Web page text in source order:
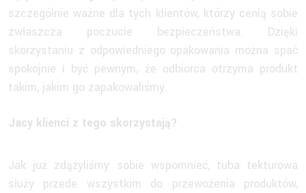
szczególnie ważne dla tych klientów, którzy cenią sobie
zwłaszcza poczucie bezpieczeństwa. Dzięki
skorzystaniu z odpowiedniego opakowania można spać
spokojnie i być pewnym, że odbiorca otrzyma produkt
takim, jakim go zapakowaliśmy.
Jacy klienci z tego skorzystają?
Jak już zdążyliśmy sobie wspomnieć, tuba tekturowa
służy przede wszystkim do przewożenia produktów,